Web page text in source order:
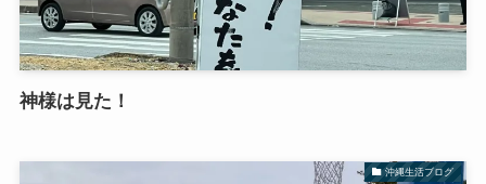
神様は見た！
沖縄生活ブログ